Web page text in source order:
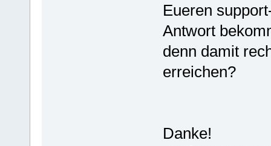
Eueren
Antwort
denn damit
erreichen?
Danke!